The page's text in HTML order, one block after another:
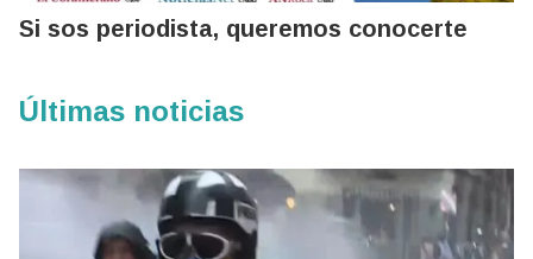
Si sos periodista, queremos conocerte
Últimas noticias